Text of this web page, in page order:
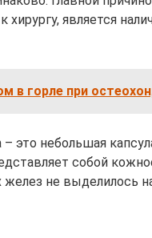
является
в горле при
это небольшая
собой
желез не выделилось